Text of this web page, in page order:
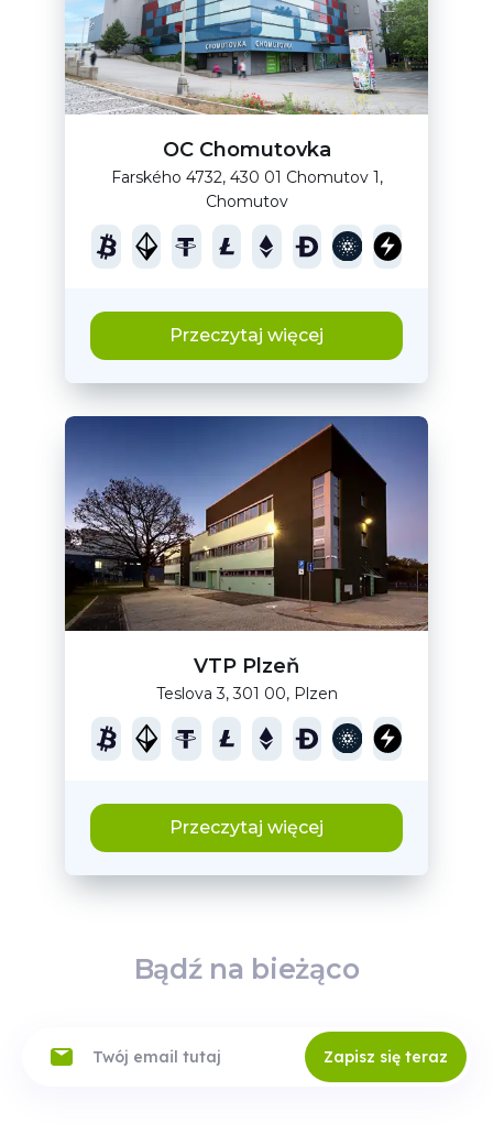
OC Chomutovka
Farského 4732, 430 01 Chomutov 1,
Chomutov
Przeczytaj więcej
VTP Plzeň
Teslova 3, 301 00, Plzen
Przeczytaj więcej
Bądź na bieżąco
Zapisz się teraz